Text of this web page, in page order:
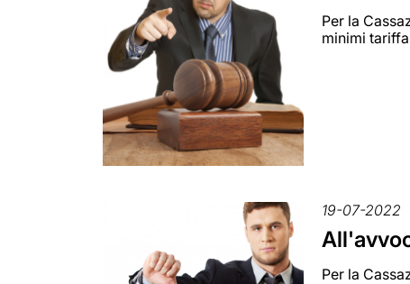
Per la
minimi
19-07-2022
Per la